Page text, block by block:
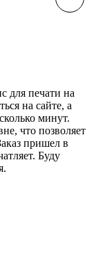
для печати на
на сайте, а
минут.
что позволяет
пришел в
Буду